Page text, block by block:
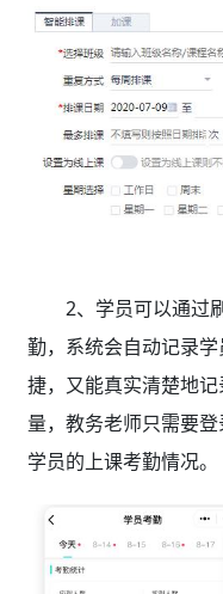
2、学员可以通过
勤，系统会自动记录
捷，又能真实清楚地
量，教务老师只需要
学员的上课考勤情况。